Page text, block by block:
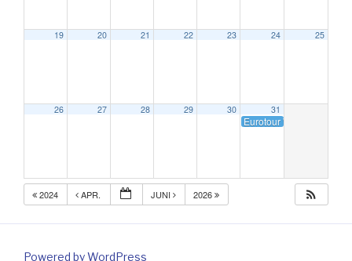
19 20 21 22 23 24 25
26 27 28 29 30 31
Eurotour World Cup
2024 APR. JUNI 2026
Powered by WordPress